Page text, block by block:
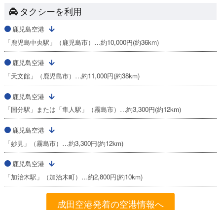
タクシーを利用
鹿児島空港
「鹿児島中央駅」（鹿児島市）…約10,000円(約36km)
鹿児島空港
「天文館」（鹿児島市）…約11,000円(約38km)
鹿児島空港
「国分駅」または「隼人駅」（霧島市）…約3,300円(約12km)
鹿児島空港
「妙見」（霧島市）…約3,300円(約12km)
鹿児島空港
「加治木駅」（加治木町）…約2,800円(約10km)
成田空港発着の空港情報へ